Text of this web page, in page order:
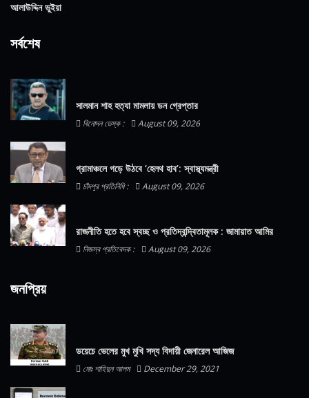
আলাউদ্দিন ভুইয়া
সর্বশেষ
সালমান শাহ হত্যা মামলায় ডন গ্রেপ্তার
বিনোদন ডেস্ক : August 09, 2026
গ্রামাঞ্চলে গড়ে উঠবে ‘হেলথ হাব’: স্বাস্থ্যমন্ত্রী
চাঁদপুর প্রতিনিধি : August 09, 2026
রাজনীতি হতে হবে স্বচ্ছ ও প্রতিদ্বন্দ্বিতামূলক : জামায়াত আমির
নিজস্ব প্রতিবেদক : August 09, 2026
জনপ্রিয়
ডয়েচে ভেলের মুখ মুখি সদ্য বিদায়ী জেনারেল আজিজ
মোঃ শাহিদুন আলম December 29, 2021